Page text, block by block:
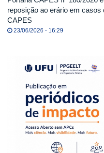
reposição ao erário em casos
CAPES
23/06/2026 - 16:29